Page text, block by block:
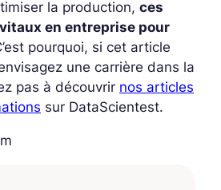
la production, ces
en entreprise pour
pourquoi, si cet article
une carrière dans la
pas à découvrir nos articles
sur DataScientest.